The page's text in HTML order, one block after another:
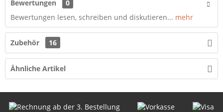
Bewertungen
0
Bewertungen lesen, schreiben und diskutieren... mehr
Zubehör 16
Ähnliche Artikel